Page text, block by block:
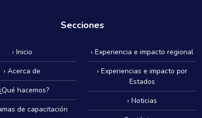
Secciones
› Inicio
› Acerca de
hacemos?
de capacitación
› Experiencia e impacto regional
› Experiencias e impacto por
Estados
› Noticias